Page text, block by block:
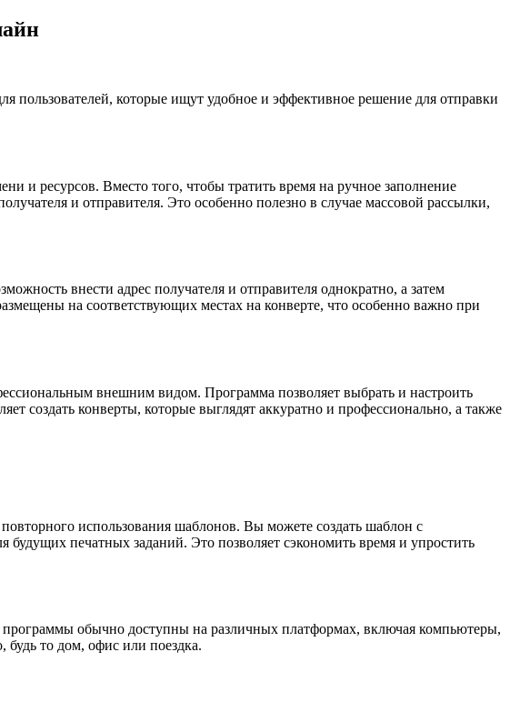
пользователей, которые ищут удобное и эффективное решение для отправки
и ресурсов. Вместо того, чтобы тратить время на ручное заполнение
и отправителя. Это особенно полезно в случае массовой рассылки,
внести адрес получателя и отправителя однократно, а затем
на соответствующих местах на конверте, что особенно важно при
внешним видом. Программа позволяет выбрать и настроить
создать конверты, которые выглядят аккуратно и профессионально, а также
использования шаблонов. Вы можете создать шаблон с
печатных заданий. Это позволяет сэкономить время и упростить
обычно доступны на различных платформах, включая компьютеры,
то дом, офис или поездка.